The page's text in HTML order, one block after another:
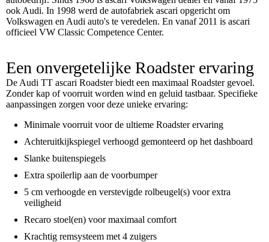
ook Audi. In 1998 werd de autofabriek ascari opgericht om
Volkswagen en Audi auto's te veredelen. En vanaf 2011 is ascari
officieel VW Classic Competence Center.
Een onvergetelijke Roadster ervaring
De Audi TT ascari Roadster biedt een maximaal Roadster gevoel.
Zonder kap of voorruit worden wind en geluid tastbaar. Specifieke
aanpassingen zorgen voor deze unieke ervaring:
Minimale voorruit voor de ultieme Roadster ervaring
Achteruitkijkspiegel verhoogd gemonteerd op het dashboard
Slanke buitenspiegels
Extra spoilerlip aan de voorbumper
5 cm verhoogde en verstevigde rolbeugel(s) voor extra
veiligheid
Recaro stoel(en) voor maximaal comfort
Krachtig remsysteem met 4 zuigers